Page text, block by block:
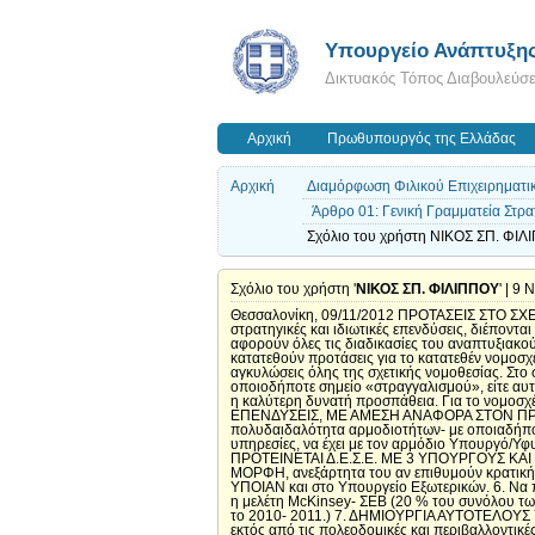
Υπουργείο
Δικτυακός Τόπος
Αρχική Πρωθυπουργός της Ελλάδας
Αρχική
Διαμόρφωση Φιλικού
Άρθρο 01: Γενική Γραμματεία
Σχόλιο του χρήστη ΝΙΚΟΣ ΣΠ.
Σχόλιο του χρήστη 'ΝΙΚΟΣ ΣΠ. ΦΙΛΙΠΠΟΥ' | 9
Θεσσαλονίκη, 09/11/2012 ΠΡΟΤΑΣΕΙΣ ΣΤΟ ΣΧΕΔΙΟ ΝΟΜΟΥ ΓΙΑ ΤΙΣ ΣΤΡΑΤΗΓΙΚΕΣ ΚΑΙ ΙΔΙΩΤΙΚΕΣ ΕΠΕΝΔΥΣΕΙΣ 03/10/2012 Γενικά Το πλέγμα των νόμων, που αφορά τις στρατηγικές και ιδιωτικές επενδύσεις, διέπονται κυρίως από τους νόμους 4083/2012, 4072/2012, 3908/2011, 3894/2010 και 3299/2004 και επικουρικά 4030/11 και 4062/12, που αφορούν όλες τις διαδικασίες του αναπτυξιακού νόμου, του επενδυτικού νόμου και του νόμου fast track για τις στρατηγικές επενδύσεις. Στη συγκεκριμένη διαβούλευση, θα κατατεθούν προτάσεις για το κατατεθέν νομοσχέδιο. Ταυτοχρόνως όμως, εκτιμούμε και πιστεύουμε ότι, πρέπει να συμπληρωθούν και να διορθωθούν ΟΛΕΣ οι ατέλειες και αγκυλώσεις όλης της σχετικής νομοθεσίας. Στο σύνολο του νομοθετικού πλέγματος, πρέπει όλα να λειτουργούν θετικά, καθότι οι επενδύσεις μπορούν να «σκαλώσουν» σε οποιοδήποτε σημείο «στραγγαλισμού», είτε αυτό ξεκινάει από την υποδοχή, τις εμπλοκές, μέχρι και την υλοποίηση. Η εποχή και η περίοδος είναι τόσο κρίσιμη, που πρέπει να γίνει η καλύτερη δυνατή προσπάθεια. Για το νομοσχέδιο που αναρτήθηκε στη διαβούλευση 10/10/2012: ΣΥΝΟΠΤΙΚΑ 1. ΝΑ ΟΡΙΣΘΕΙ ΕΝΑΣ ΥΠΟΥΡΓΟΣ/ ΥΦΥΠΟΥΡΓΟΣ ΓΙΑ ΤΙΣ ΕΠΕΝΔΥΣΕΙΣ, ΜΕ ΑΜΕΣΗ ΑΝΑΦΟΡΑ ΣΤΟΝ ΠΡΩΘΥΠΟΥΡΓΟ ΚΑΙ ΤΟ ΥΠΟΥΡΓΙΚΟ ΣΥΜΒΟΥΛΙΟ, ΚΑΙ ΦΥΣΙΚΑ ΟΛΕΣ ΤΙΣ ΑΡΜΟΔΙΟΤΗΤΕΣ ΑΠΕΜΠΛΟΚΩΝ ΚΑΙ ΑΔΕΙΩΝ. Η πολυδαιδαλότητα αρμοδιοτήτων- με οποιαδήποτε τυπική εξήγηση «παγώνει» και δεν υλοποιούνται επενδύσεις. 2. Το οργανόγραμμα διαχείρισης των επενδύσεων με τις νέες υπηρεσίες, να έχει με τον αρμόδιο Υπουργό/Υφυπουργό άμεση κάθετη σύνδεση ευθύνης, ΜΕ ΟΛΕΣ ΤΙΣ ΥΠΗΡΕΣΙΕΣ ΚΑΙ ΔΙΕΥΘΥΝΣΕΙΣ, ΚΑΙ ΟΧΙ ΜΟΝΟ ME ΤΟ ΤΕΙΕ. 3. ΠΡΟΤΕΙΝΕΤΑΙ Δ.Ε.Σ.Ε. ΜΕ 3 ΥΠΟΥΡΓΟΥΣ ΚΑΙ ΤΟΝ ΑΡΜΟΔΙΟ. 4. Στο οργανόγραμμα, να θεσμοθετηθεί ΥΠΗΡΕΣΙΑ ΥΠΟΔΟΧΗΣ όλων των επενδυτών ΣΕ ΠΛΗΡΗ ΚΑΙ ΤΑΚΤΙΚΗ ΜΟΡΦΗ, ανεξάρτητα του αν επιθυμούν κρατική ενίσχυση ή όχι. 5. Συγκροτημένη και ηλεκτρονική οργάνωση του matchmaking προσέλκυσης επενδύσεων, στο Invest in Greece, στο ΥΠΟΙΑΝ και στο Υπουργείο Εξωτερικών. 6. Να περιληφθούν στις στρατηγικές επενδύσεις τα κέντρα λιανεμπορίου/ mall centers, όπως προβλέπει για την προσέλκυση επενδύσεων η μελέτη McKinsey- ΣΕΒ (20 % του συνόλου των προβλεπομένων επενδύσεων. Μειώνει το κόστος λιανεμπορίου και της τιμές αντίστοιχα. Υλοποιήθηκαν 4 νέα mall μέσα στην κρίση το 2010- 2011.) 7. ΔΗΜΙΟΥΡΓΙΑ ΑΥΤΟΤΕΛΟΥΣ ΥΠΗΡΕΣΙΑΣ ΑΠΕΜΠΛΟΚΩΝ ΕΠΕΝΔΥΣΕΩΝ. Η Γενική Γραμματεία Στρατηγικών και Ιδιωτικών Επενδύσεων, να έχει την ευθύνη, εκτός από τις πολεοδομικές και περιβαλλοντικές αδειοδοτήσεις, τις ΑΠΕΜΠΛΟΚΕΣ των επενδυτών από τα εκατοντάδες προβλήματα που συνήθως δημιουργούνται, σε ατέλειωτο αριθμό υπηρεσιών, ΜΕ ΑΝΑΤΡΕΠΤΙΚΗ ΠΡΟΘΕΣΜΙΑ 60 ΗΜΕΡΩΝ. Μέχρι πρόσφατα, η διαδικασία αυτή ανήκε στον Αντιπρόεδρο, δεν είχε τότε δικαίωμα υπογραφής και είχαν συσσωρευτεί